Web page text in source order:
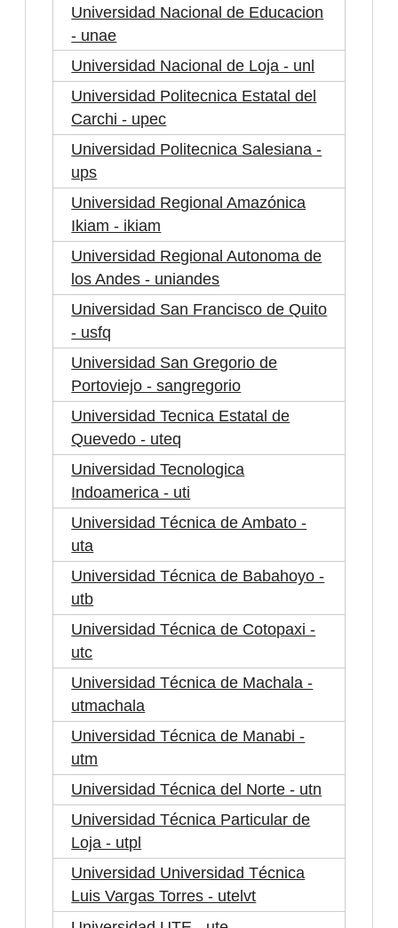
Universidad Nacional de Educacion
- unae
Universidad Nacional de Loja - unl
Universidad Politecnica Estatal del
Carchi - upec
Universidad Politecnica Salesiana -
ups
Universidad Regional Amazónica
Ikiam - ikiam
Universidad Regional Autonoma de
los Andes - uniandes
Universidad San Francisco de Quito
- usfq
Universidad San Gregorio de
Portoviejo - sangregorio
Universidad Tecnica Estatal de
Quevedo - uteq
Universidad Tecnologica
Indoamerica - uti
Universidad Técnica de Ambato -
uta
Universidad Técnica de Babahoyo -
utb
Universidad Técnica de Cotopaxi -
utc
Universidad Técnica de Machala -
utmachala
Universidad Técnica de Manabi -
utm
Universidad Técnica del Norte - utn
Universidad Técnica Particular de
Loja - utpl
Universidad Universidad Técnica
Luis Vargas Torres - utelvt